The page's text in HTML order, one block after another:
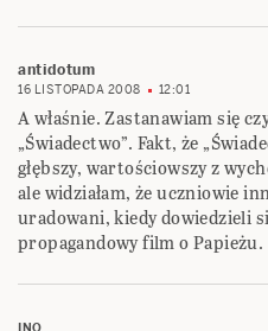
antidotum
16 LISTOPADA 2008 12:01
A właśnie. Zastanawiam się
„Świadectwo”. Fakt, że
głębszy, wartościowszy z
ale widziałam, że uczniowie
uradowani, kiedy dowiedzieli
propagandowy film o Papieżu.